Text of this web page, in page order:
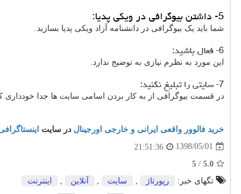
5- داشتن بیوگرافی در ویکی پدیا:
شما باید یک بیوگرافی در دانشنامه آزاد ویکی پدیا بسازید.
6- فعال باشید:
این مورد به نظرم نیازی به توضیح ندارد.
7- سایتی را تبلیغ نکنید:
در قسمت بیوگرافی از به کار بردن اسامی سایت ها جدا خودداری
خرید فالوور واقعی ایرانی و خارجی اورجینال در سایت
1398/05/01
21:51:36
5.0
/
5
تگهای خبر:
رپورتاژ , سایت , آنلاین , اینترنت